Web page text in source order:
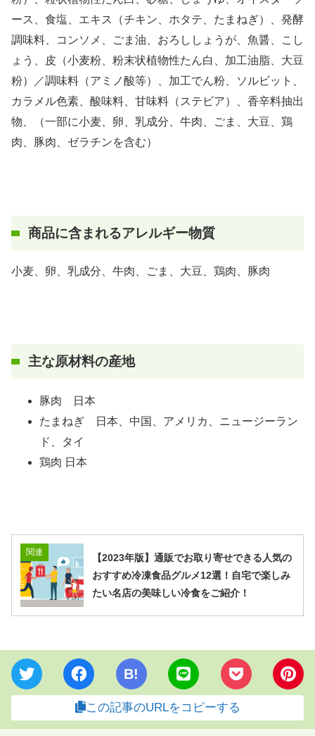
ース、食塩、エキス（チキン、ホタテ、たまねぎ）、発酵
調味料、コンソメ、ごま油、おろししょうが、魚醤、こし
ょう、皮（小麦粉、粉末状植物性たん白、加工油脂、大豆
粉）／調味料（アミノ酸等）、加工でん粉、ソルビット、
カラメル色素、酸味料、甘味料（ステビア）、香辛料抽出
物、（一部に小麦、卵、乳成分、牛肉、ごま、大豆、鶏
肉、豚肉、ゼラチンを含む）
商品に含まれるアレルギー物質
小麦、卵、乳成分、牛肉、ごま、大豆、鶏肉、豚肉
主な原材料の産地
豚肉 日本
たまねぎ 日本、中国、アメリカ、ニュージーラン
ド、タイ
鶏肉 日本
関連
【2023年版】通販でお取り寄せできる人気の
おすすめ冷凍食品グルメ12選！自宅で楽しみ
たい名店の美味しい冷食をご紹介！
B!
この記事のURLをコピーする